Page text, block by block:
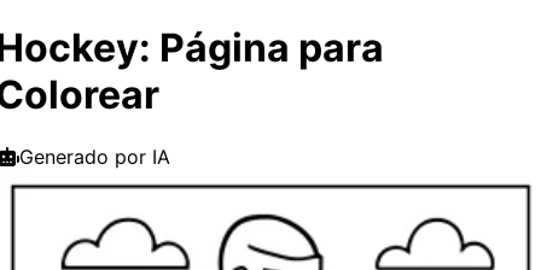
Página para
Generado por IA